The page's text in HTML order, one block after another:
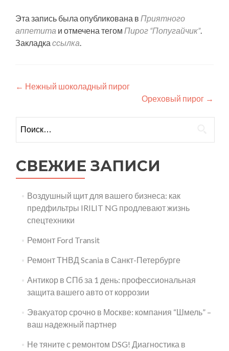
Эта запись была опубликована в Приятного
аппетита и отмечена тегом Пирог “Попугайчик”.
Закладка ссылка.
Навигация
записям
← Нежный шоколадный пирог
Ореховый пирог →
СВЕЖИЕ ЗАПИСИ
Воздушный щит для вашего бизнеса: как
предфильтры IRILIT NG продлевают жизнь
спецтехники
Ремонт Ford Transit
Ремонт ТНВД Scania в Санкт-Петербурге
Антикор в СПб за 1 день: профессиональная
защита вашего авто от коррозии
Эвакуатор срочно в Москве: компания “Шмель” –
ваш надежный партнер
Не тяните с ремонтом DSG! Диагностика в